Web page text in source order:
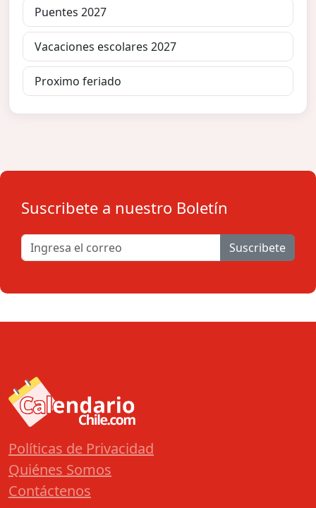
Puentes 2027
Vacaciones escolares 2027
Proximo feriado
Suscribete a nuestro Boletín
Suscribete
Políticas de Privacidad
Quiénes Somos
Contáctenos